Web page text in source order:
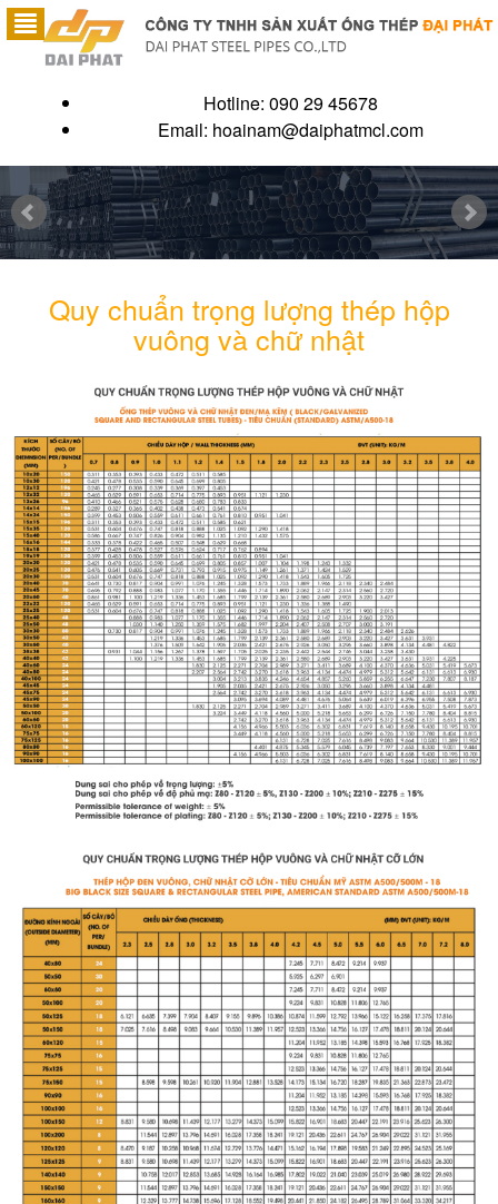
Hotline: 090 29 45678
Email: hoainam@daiphatmcl.com
Quy chuẩn trọng lượng thép hộp
vuông và chữ nhật